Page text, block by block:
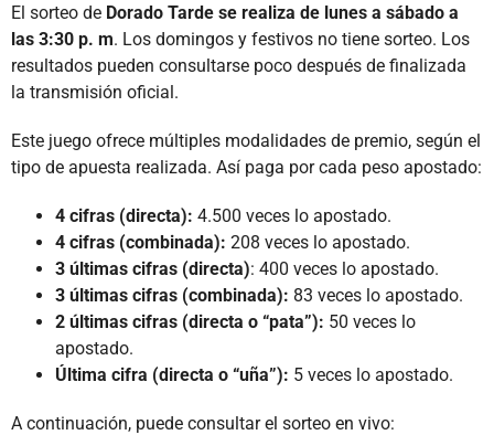
El sorteo de Dorado Tarde se realiza de lunes a sábado a
las 3:30 p. m. Los domingos y festivos no tiene sorteo. Los
resultados pueden consultarse poco después de finalizada
la transmisión oficial.
Este juego ofrece múltiples modalidades de premio, según el
tipo de apuesta realizada. Así paga por cada peso apostado:
4 cifras (directa): 4.500 veces lo apostado.
4 cifras (combinada): 208 veces lo apostado.
3 últimas cifras (directa): 400 veces lo apostado.
3 últimas cifras (combinada): 83 veces lo apostado.
2 últimas cifras (directa o “pata”): 50 veces lo
apostado.
Última cifra (directa o “uña”): 5 veces lo apostado.
A continuación, puede consultar el sorteo en vivo: